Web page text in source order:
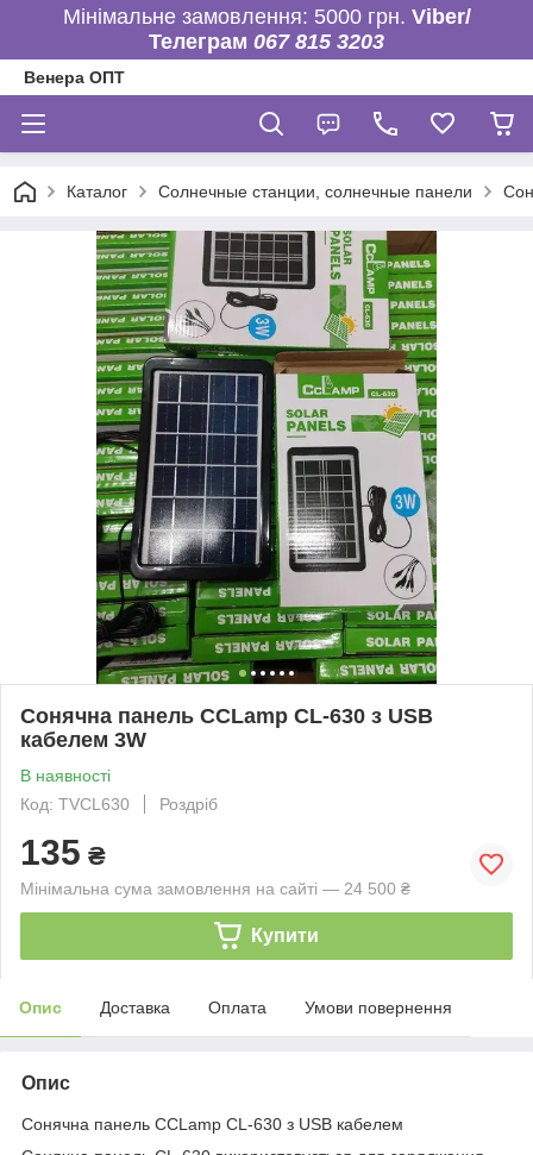
Мінімальне замовлення: 5000 грн. Viber/
Телеграм 067 815 3203
Венера ОПТ
Каталог Солнечные станции, солнечные панели
Сонячна панель CCLamp CL-630 з USB
кабелем 3W
В наявності
Код: TVCL630
Роздріб
135 ₴
Мінімальна сума замовлення на сайті — 24 500 ₴
Купити
Опис Доставка Оплата Умови повернення
Опис
Сонячна панель CCLamp CL-630 з USB кабелем